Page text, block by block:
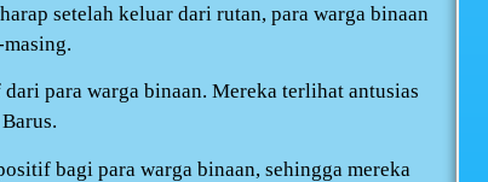
setelah keluar dari rutan, para warga binaan
para warga binaan. Mereka terlihat antusias
bagi para warga binaan, sehingga mereka